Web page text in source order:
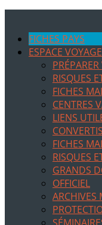
FICHES PAYS
ESPACE
RISQUES
FICHES
CENTRES
LIENS
FICHES
RISQUES
GRANDS
OFFICIEL
ARCHIVES